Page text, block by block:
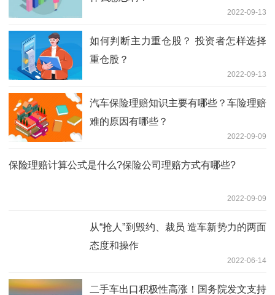
2022-09-13
如何判断主力重仓股？ 投资者怎样选择
重仓股？
2022-09-13
汽车保险理赔知识主要有哪些？车险理赔
难的原因有哪些？
2022-09-09
保险理赔计算公式是什么?保险公司理赔方式有哪些?
2022-09-09
从“抢人”到毁约、裁员 造车新势力的两面
态度和操作
2022-06-14
二手车出口积极性高涨！国务院发文支持